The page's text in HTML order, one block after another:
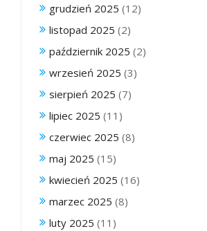
grudzień 2025 (12)
listopad 2025 (2)
październik 2025 (2)
wrzesień 2025 (3)
sierpień 2025 (7)
lipiec 2025 (11)
czerwiec 2025 (8)
maj 2025 (15)
kwiecień 2025 (16)
marzec 2025 (8)
luty 2025 (11)